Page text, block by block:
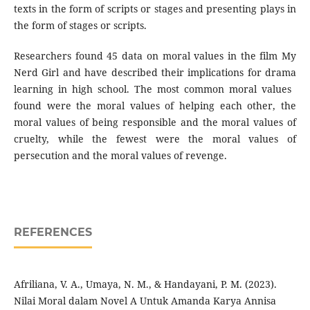
texts in the form of scripts or stages and presenting plays in
the form of stages or scripts.
Researchers found 45 data on moral values ​​in the film My
Nerd Girl and have described their implications for drama
learning in high school. The most common moral values ​​
found were the moral values ​​of helping each other, the
moral values ​​of being responsible and the moral values ​​of
cruelty, while the fewest were the moral values ​​of
persecution and the moral values ​​of revenge.
REFERENCES
Afriliana, V. A., Umaya, N. M., & Handayani, P. M. (2023).
Nilai Moral dalam Novel A Untuk Amanda Karya Annisa